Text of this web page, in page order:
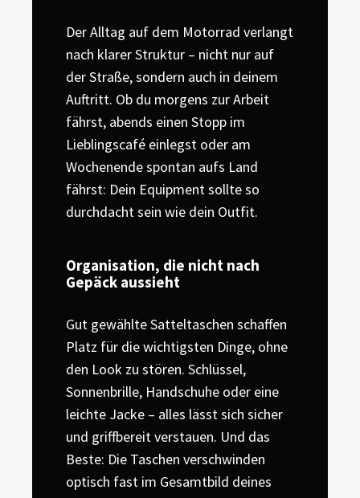
Der Alltag auf dem Motorrad verlangt
nach klarer Struktur – nicht nur auf
der Straße, sondern auch in deinem
Auftritt. Ob du morgens zur Arbeit
fährst, abends einen Stopp im
Lieblingscafé einlegst oder am
Wochenende spontan aufs Land
fährst: Dein Equipment sollte so
durchdacht sein wie dein Outfit.
Organisation, die nicht nach
Gepäck aussieht
Gut gewählte Satteltaschen schaffen
Platz für die wichtigsten Dinge, ohne
den Look zu stören. Schlüssel,
Sonnenbrille, Handschuhe oder eine
leichte Jacke – alles lässt sich sicher
und griffbereit verstauen. Und das
Beste: Die Taschen verschwinden
optisch fast im Gesamtbild deines